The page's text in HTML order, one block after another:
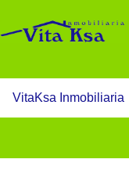
VitaKsa Inmobiliaria